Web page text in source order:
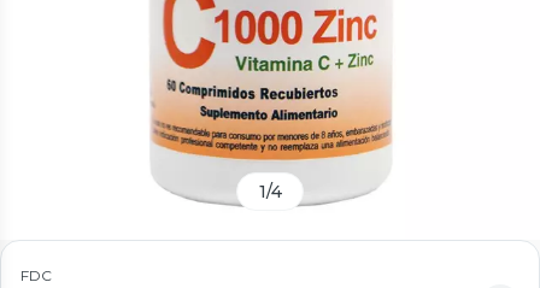
1/4
FDC